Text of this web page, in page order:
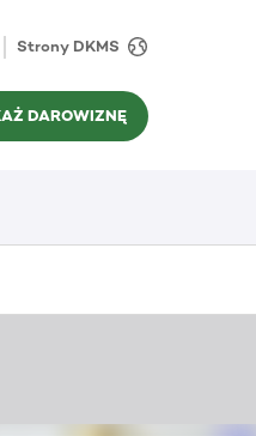
Strony DKMS
DAROWIZNĘ